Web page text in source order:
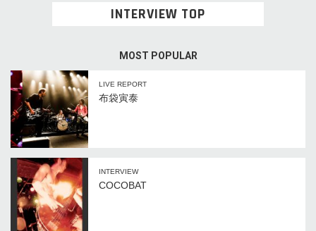
INTERVIEW TOP
MOST POPULAR
LIVE REPORT
布袋寅泰
INTERVIEW
COCOBAT